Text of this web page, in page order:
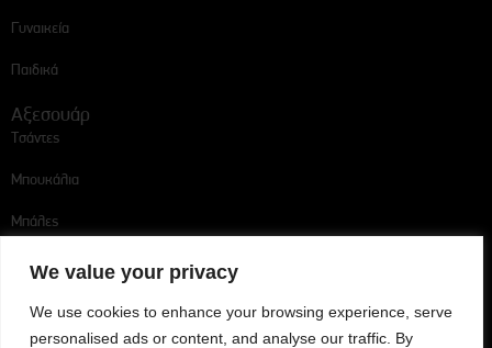
We value your privacy
We use cookies to enhance your browsing experience, serve
personalised ads or content, and analyse our traffic. By
Γυναικεία
Παιδικά
Αξεσουάρ
Τσάντες
Μπουκάλια
Μπάλες
Ακολουθήστε μας